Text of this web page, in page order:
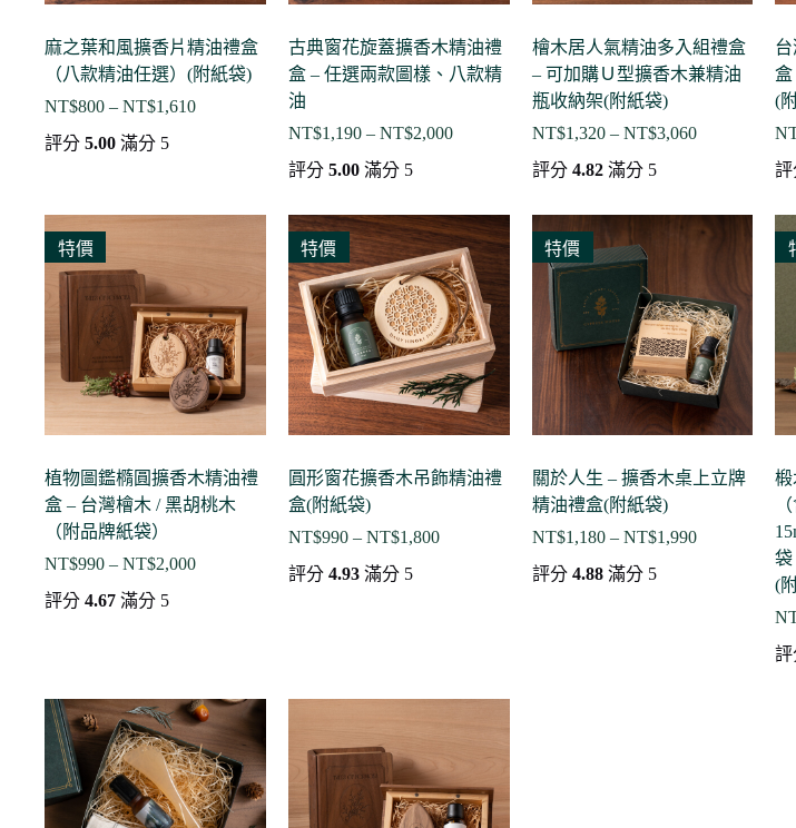
麻之葉和風擴香片精油禮盒
（八款精油任選）(附紙袋)
NT$800 – NT$1,610價
NT$800
評分 5.00 滿分 5
古典窗花旋蓋擴香木精油禮
盒 – 任選兩款圖樣、八款精
油
NT$1,190 – NT$2,000價
圍：
NT$1,190
到
NT$2,000
評分 5.00滿分 5
檜木居人氣精油多入組禮盒
– 可加購Ｕ型擴香木兼精油
瓶收納架(附紙袋)
NT$1,320 – NT$3,060價
圍：
NT$1,320
NT$3,060
評分 4.82滿分 5
盒
(
特價
植物圖鑑橢圓擴香木精油禮
盒 – 台灣檜木 / 黑胡桃木
（附品牌紙袋）
NT$990 – NT$2,000價
到
NT$2,000
評分 4.67 滿分 5
特價
圓形窗花擴香木吊飾精油禮
盒(附紙袋)
NT$990 – NT$1,800價
評分 4.93滿分 5
特價
關於人生 – 擴香木桌上立牌
精油禮盒(附紙袋)
NT$1,180 – NT$1,990價
評分 4.88滿分 5
袋
(